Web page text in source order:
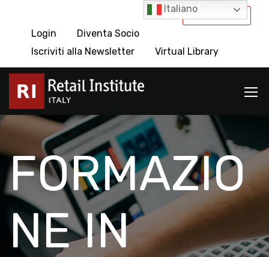
International
Login
Diventa Socio
Iscriviti alla Newsletter
Virtual Library
FORMAZIO
NE IN
Italiano